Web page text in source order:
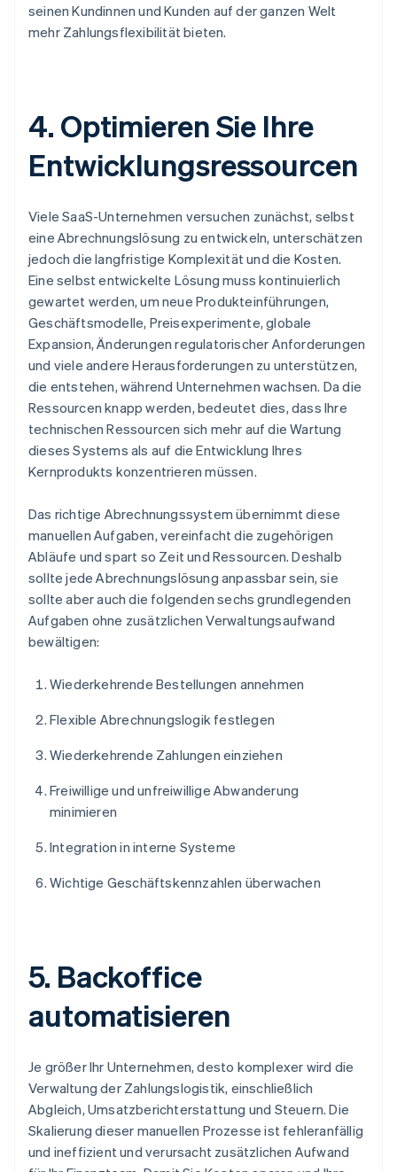
seinen Kundinnen und Kunden auf der ganzen Welt
mehr Zahlungsflexibilität bieten.
4. Optimieren Sie Ihre
Entwicklungsressourcen
Viele SaaS-Unternehmen versuchen zunächst, selbst
eine Abrechnungslösung zu entwickeln, unterschätzen
jedoch die langfristige Komplexität und die Kosten.
Eine selbst entwickelte Lösung muss kontinuierlich
gewartet werden, um neue Produkteinführungen,
Geschäftsmodelle, Preisexperimente, globale
Expansion, Änderungen regulatorischer Anforderungen
und viele andere Herausforderungen zu unterstützen,
die entstehen, während Unternehmen wachsen. Da die
Ressourcen knapp werden, bedeutet dies, dass Ihre
technischen Ressourcen sich mehr auf die Wartung
dieses Systems als auf die Entwicklung Ihres
Kernprodukts konzentrieren müssen.
Das richtige Abrechnungssystem übernimmt diese
manuellen Aufgaben, vereinfacht die zugehörigen
Abläufe und spart so Zeit und Ressourcen. Deshalb
sollte jede Abrechnungslösung anpassbar sein, sie
sollte aber auch die folgenden sechs grundlegenden
Aufgaben ohne zusätzlichen Verwaltungsaufwand
bewältigen:
Wiederkehrende Bestellungen annehmen
Flexible Abrechnungslogik festlegen
Wiederkehrende Zahlungen einziehen
Freiwillige und unfreiwillige Abwanderung
minimieren
Integration in interne Systeme
Wichtige Geschäftskennzahlen überwachen
5. Backoffice
automatisieren
Je größer Ihr Unternehmen, desto komplexer wird die
Verwaltung der Zahlungslogistik, einschließlich
Abgleich, Umsatzberichterstattung und Steuern. Die
Skalierung dieser manuellen Prozesse ist fehleranfällig
und ineffizient und verursacht zusätzlichen Aufwand